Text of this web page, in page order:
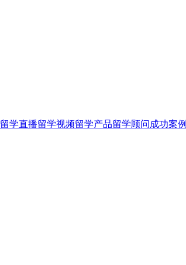
留学直播留学视频留学产品留学顾问 成功案例